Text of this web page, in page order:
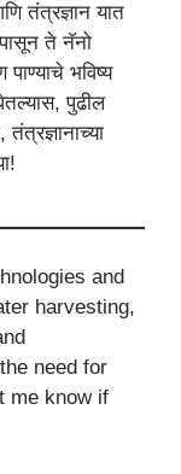
तंत्रज्ञान यात
ते नॅनो
पाण्याचे भविष्य
पुढील
and
harvesting,
need for
me know if